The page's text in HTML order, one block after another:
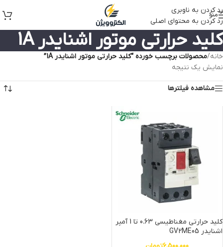
رد کردن به ناوبری
رد کردن به محتوای اصلی
منو
کلید حرارتی موتور اشنایدر 1A
خانه/محصولات برچسب خورده “کلید حرارتی موتور اشنایدر 1A”
نمایش یک نتیجه
مشاهده فیلترها
کلید حرارتی مغناطیسی 0.63 تا 1 آمپر
اشنایدر GV2ME05